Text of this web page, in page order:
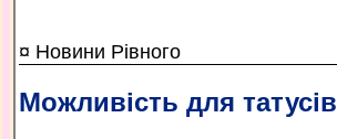
¤ Новини Рівного
Можливість для татусів